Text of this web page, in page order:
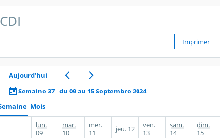
CDI
Imprimer
Aujourd’hui
Semaine 37 - du 09 au 15 Septembre 2024
Mois
lun.
09
mar.
10
mer.
11
jeu. 12
ven.
13
sam.
14
dim.
15